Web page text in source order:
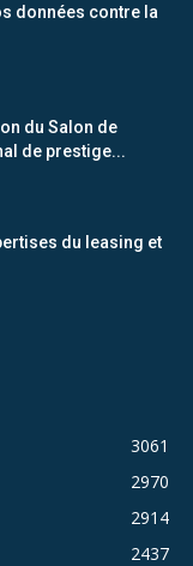
données contre la
du Salon de
de prestige...
du leasing et
3061
2970
2914
2437